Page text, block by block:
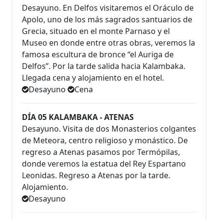
Desayuno. En Delfos visitaremos el Oráculo de
Apolo, uno de los más sagrados santuarios de
Grecia, situado en el monte Parnaso y el
Museo en donde entre otras obras, veremos la
famosa escultura de bronce “el Auriga de
Delfos”. Por la tarde salida hacia Kalambaka.
Llegada cena y alojamiento en el hotel.
Desayuno
Cena
DÍA 05 KALAMBAKA - ATENAS
Desayuno. Visita de dos Monasterios colgantes
de Meteora, centro religioso y monástico. De
regreso a Atenas pasamos por Termópilas,
donde veremos la estatua del Rey Espartano
Leonidas. Regreso a Atenas por la tarde.
Alojamiento.
Desayuno